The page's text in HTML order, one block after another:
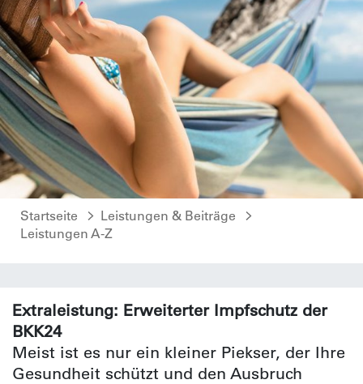
Startseite
Leistungen & Beiträge
Leistungen A-Z
Extraleistung: Erweiterter Impfschutz der
BKK24
Meist ist es nur ein kleiner Piekser, der Ihre
Gesundheit schützt und den Ausbruch